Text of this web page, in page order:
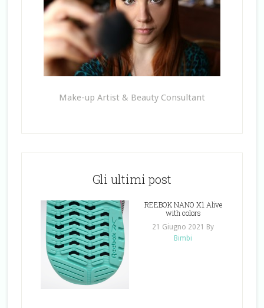
Make-up Artist & Beauty Consultant
Gli ultimi post
REEBOK NANO X1 Alive
with colors
21 Giugno 2021
By
Bimbi